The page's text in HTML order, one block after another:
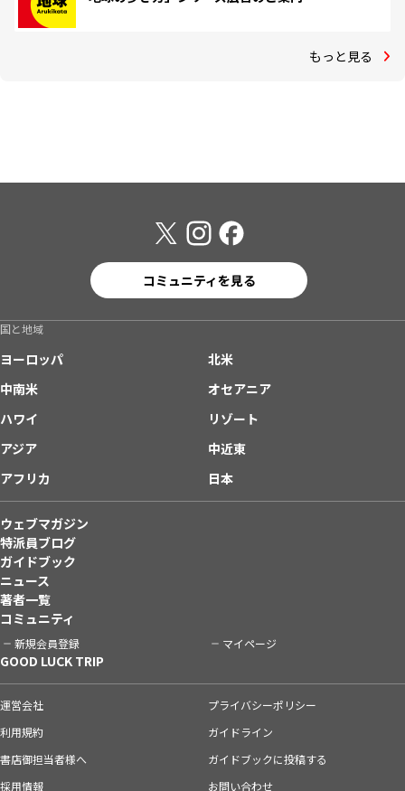
もっと見る
コミュニティを見る
国と地域
ヨーロッパ
北米
中南米
オセアニア
ハワイ
リゾート
アジア
中近東
アフリカ
日本
ウェブマガジン
特派員ブログ
ガイドブック
ニュース
著者一覧
コミュニティ
新規会員登録 マイページ
GOOD LUCK TRIP
運営会社
プライバシーポリシー
利用規約
ガイドライン
書店御担当者様へ
ガイドブックに投稿する
採用情報
お問い合わせ